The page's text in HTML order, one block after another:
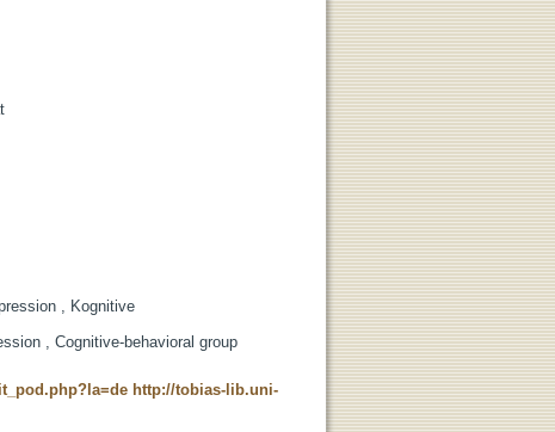
, Kognitive
, Cognitive-behavioral group
http://tobias-lib.uni-